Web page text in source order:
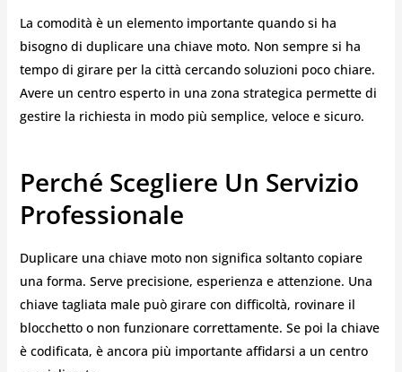
La comodità è un elemento importante quando si ha
bisogno di duplicare una chiave moto. Non sempre si ha
tempo di girare per la città cercando soluzioni poco chiare.
Avere un centro esperto in una zona strategica permette di
gestire la richiesta in modo più semplice, veloce e sicuro.
Perché Scegliere Un Servizio
Professionale
Duplicare una chiave moto non significa soltanto copiare
una forma. Serve precisione, esperienza e attenzione. Una
chiave tagliata male può girare con difficoltà, rovinare il
blocchetto o non funzionare correttamente. Se poi la chiave
è codificata, è ancora più importante affidarsi a un centro